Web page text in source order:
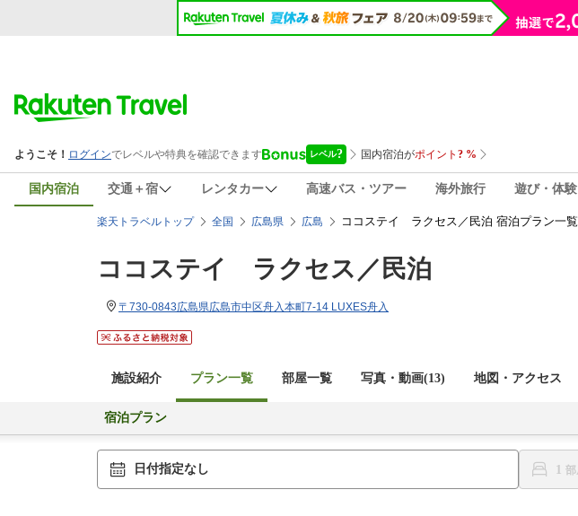
国内宿泊 交通＋宿 レンタカー 高速バス・ツアー 海外旅行 遊び・体験
楽天トラベルトップ 全国 広島県 広島 ココステイ ラクセス／民泊 宿泊プラン一覧
ココステイ ラクセス／民泊
〒730-0843広島県広島市中区舟入本町7-14 LUXES舟入
施設紹介 プラン一覧 部屋一覧 写真・動画(13) 地図・アクセス
宿泊プラン
日付指定なし 1